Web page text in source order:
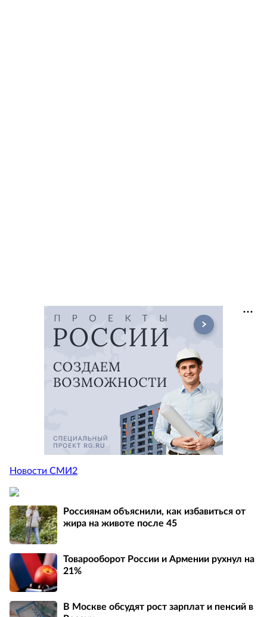
Новости СМИ2
Россиянам объяснили, как избавиться от
жира на животе после 45
Товарооборот России и Армении рухнул на
21%
В Москве обсудят рост зарплат и пенсий в